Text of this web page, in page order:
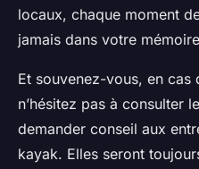
locaux, chaque moment
jamais dans votre
Et souvenez-vous, en cas
n’hésitez pas à consulter
demander conseil aux
kayak. Elles seront